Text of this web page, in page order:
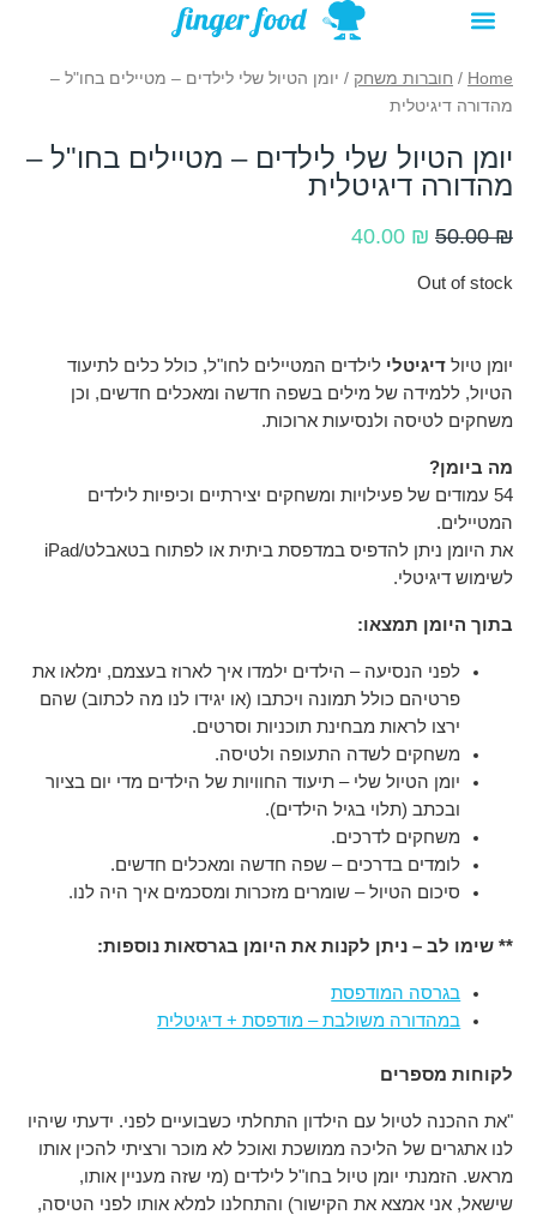
תפריט
Home
/ חוברות משחק / יומן הטיול שלי לילדים – מטיילים בחו"ל –
מהדורה דיגיטלית
יומן הטיול שלי לילדים – מטיילים בחו"ל –
מהדורה דיגיטלית
50.00₪
Original
was:
40.00 ₪
Current
Out of stock
יומן טיול דיגיטלי לילדים המטיילים לחו"ל, כולל כלים לתיעוד
הטיול, ללמידה של מילים בשפה חדשה ומאכלים חדשים, וכן
משחקים לטיסה ולנסיעות ארוכות.
מה ביומן?
54 עמודים של פעילויות ומשחקים יצירתיים וכיפיות לילדים
המטיילים.
את היומן ניתן להדפיס במדפסת ביתית או לפתוח בטאבלט/iPad
לשימוש דיגיטלי.
בתוך היומן תמצאו:
לפני הנסיעה – הילדים ילמדו איך לארוז בעצמם, ימלאו את
פרטיהם כולל תמונה ויכתבו (או יגידו לנו מה לכתוב) שהם
ירצו לראות מבחינת תוכניות וסרטים.
משחקים לשדה התעופה ולטיסה.
יומן הטיול שלי – תיעוד החוויות של הילדים מדי יום בציור
ובכתב (תלוי בגיל הילדים).
משחקים לדרכים.
לומדים בדרכים – שפה חדשה ומאכלים חדשים.
סיכום הטיול – שומרים מזכרות ומסכמים איך היה לנו.
** שימו לב – ניתן לקנות את היומן בגרסאות נוספות:
בגרסה המודפסת
במהדורה משולבת – מודפסת + דיגיטלית
לקוחות מספרים
"את ההכנה לטיול עם הילדון התחלתי כשבועיים לפני. ידעתי שיהיו
לנו אתגרים של הליכה ממושכת ואוכל לא מוכר ורציתי להכין אותו
מראש. הזמנתי יומן טיול בחו"ל לילדים (מי שזה מעניין אותו,
שישאל, אני אמצא את הקישור) והתחלנו למלא אותו לפני הטיסה,